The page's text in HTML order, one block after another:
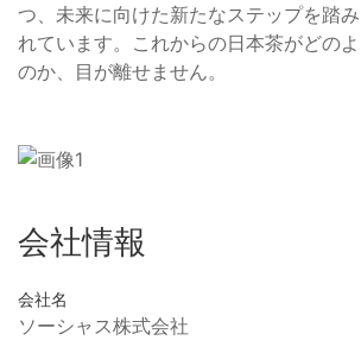
つ、未来に向けた新たなステップを踏
れています。これからの日本茶がどの
のか、目が離せません。
会社情報
会社名
ソーシャス株式会社